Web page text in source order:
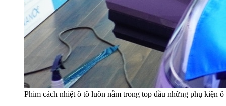
Phim cách nhiệt ô tô luôn nằm trong top đầu những phụ kiện ô